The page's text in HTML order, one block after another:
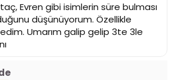
Evren gibi isimlerin süre bulması
düşünüyorum. Özellikle
Umarım galip gelip 3te 3le